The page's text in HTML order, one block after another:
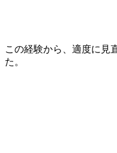
この経験から、適度に見
た。